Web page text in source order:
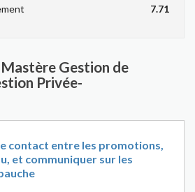
7.71
Gestion de
Privée-
contact entre les promotions,
et communiquer sur les